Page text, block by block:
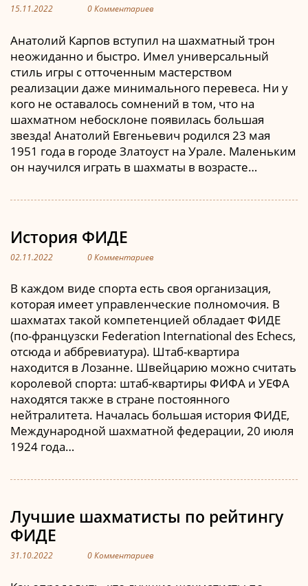
15.11.2022 0 Комментариев
Анатолий Карпов вступил на шахматный трон
неожиданно и быстро. Имел универсальный
стиль игры с отточенным мастерством
реализации даже минимального перевеса. Ни у
кого не оставалось сомнений в том, что на
шахматном небосклоне появилась большая
звезда! Анатолий Евгеньевич родился 23 мая
1951 года в городе Златоуст на Урале. Маленьким
он научился играть в шахматы в возрасте…
История ФИДЕ
02.11.2022 0 Комментариев
В каждом виде спорта есть своя организация,
которая имеет управленческие полномочия. В
шахматах такой компетенцией обладает ФИДЕ
(по-французски Federation International des Echecs,
отсюда и аббревиатура). Штаб-квартира
находится в Лозанне. Швейцарию можно считать
королевой спорта: штаб-квартиры ФИФА и УЕФА
находятся также в стране постоянного
нейтралитета. Началась большая история ФИДЕ,
Международной шахматной федерации, 20 июля
1924 года…
Лучшие шахматисты по рейтингу
ФИДЕ
31.10.2022 0 Комментариев